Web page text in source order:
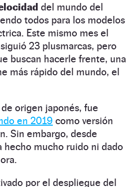
del mundo del
todos para los modelos
Este mismo mes el
23 plusmarcas, pero
buscan hacerle frente, una
más rápido del mundo, el
origen japonés, fue
en 2019 como versión
Sin embargo, desde
hecho mucho ruido ni dado
por el despliegue del